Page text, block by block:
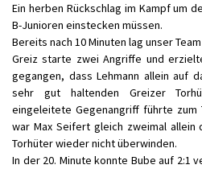
Ein herben Rückschlag im Kampf um
B-Junioren einstecken müssen.
Bereits nach 10 Minuten lag unser
Greiz starte zwei Angriffe und
gegangen, dass Lehmann allein auf
sehr gut haltenden Greizer
eingeleitete Gegenangriff führte zum
war Max Seifert gleich zweimal
Torhüter wieder nicht überwinden.
In der 20. Minute konnte Bube auf 2:1